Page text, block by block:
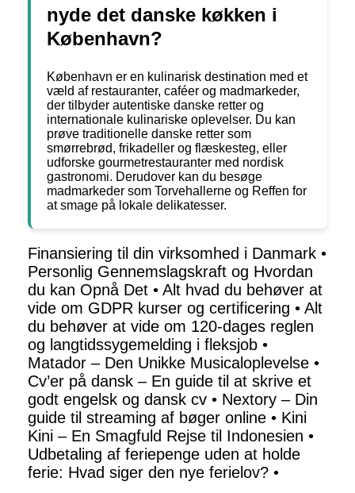
nyde det danske køkken i
København?
København er en kulinarisk destination med et
væld af restauranter, caféer og madmarkeder,
der tilbyder autentiske danske retter og
internationale kulinariske oplevelser. Du kan
prøve traditionelle danske retter som
smørrebrød, frikadeller og flæskesteg, eller
udforske gourmetrestauranter med nordisk
gastronomi. Derudover kan du besøge
madmarkeder som Torvehallerne og Reffen for
at smage på lokale delikatesser.
Finansiering til din virksomhed i Danmark •
Personlig Gennemslagskraft og Hvordan
du kan Opnå Det • Alt hvad du behøver at
vide om GDPR kurser og certificering • Alt
du behøver at vide om 120-dages reglen
og langtidssygemelding i fleksjob •
Matador – Den Unikke Musicaloplevelse •
Cv’er på dansk – En guide til at skrive et
godt engelsk og dansk cv • Nextory – Din
guide til streaming af bøger online • Kini
Kini – En Smagfuld Rejse til Indonesien •
Udbetaling af feriepenge uden at holde
ferie: Hvad siger den nye ferielov? •